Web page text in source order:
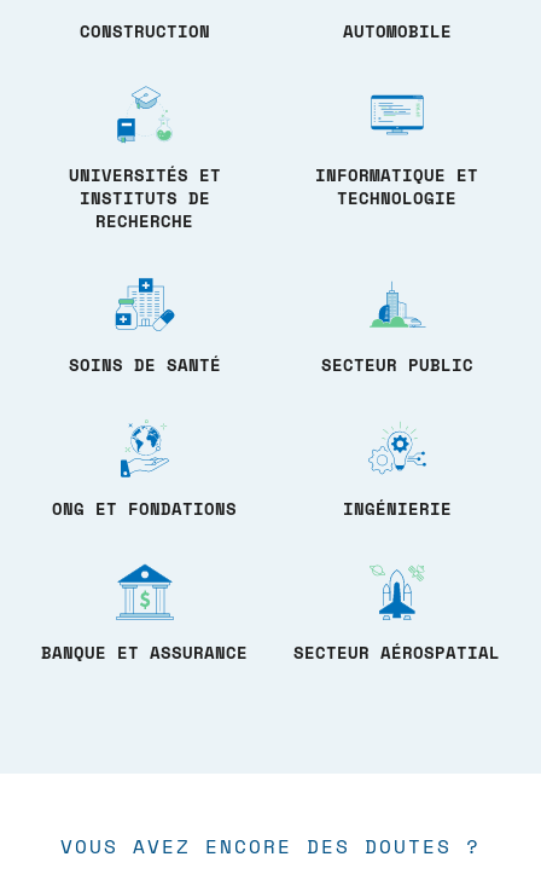
CONSTRUCTION AUTOMOBILE
UNIVERSITÉS ET
INSTITUTS DE
RECHERCHE
INFORMATIQUE ET
TECHNOLOGIE
SOINS DE SANTÉ SECTEUR PUBLIC
ONG ET FONDATIONS INGÉNIERIE
BANQUE ET ASSURANCE SECTEUR AÉROSPATIAL
VOUS AVEZ ENCORE DES DOUTES ?